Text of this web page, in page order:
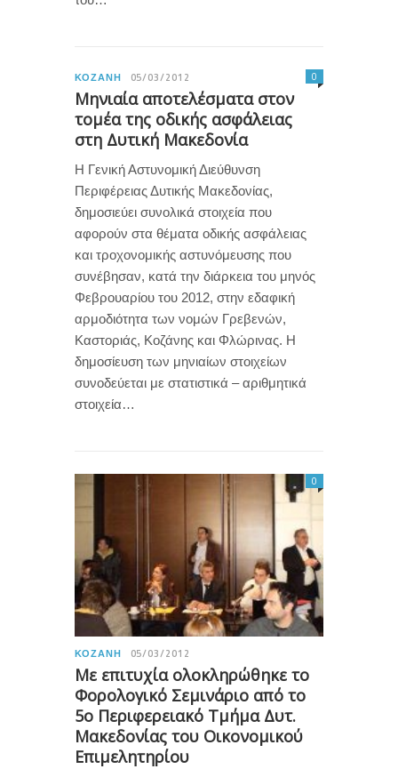
ΚΟΖΆΝΗ 05/03/2012
Μηνιαία αποτελέσματα στον
τομέα της οδικής ασφάλειας
στη Δυτική Μακεδονία
0
Η Γενική Αστυνομική Διεύθυνση
Περιφέρειας Δυτικής Μακεδονίας,
δημοσιεύει συνολικά στοιχεία που
αφορούν στα θέματα οδικής ασφάλειας
και τροχονομικής αστυνόμευσης που
συνέβησαν, κατά την διάρκεια του μηνός
Φεβρουαρίου του 2012, στην εδαφική
αρμοδιότητα των νομών Γρεβενών,
Καστοριάς, Κοζάνης και Φλώρινας. Η
δημοσίευση των μηνιαίων στοιχείων
συνοδεύεται με στατιστικά – αριθμητικά
στοιχεία…
ΚΟΖΆΝΗ 05/03/2012
Με επιτυχία ολοκληρώθηκε το
Φορολογικό Σεμινάριο από το
5ο Περιφερειακό Τμήμα Δυτ.
Μακεδονίας του Οικονομικού
Επιμελητηρίου
0